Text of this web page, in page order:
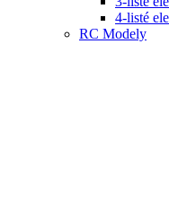
4-listé
RC Modely